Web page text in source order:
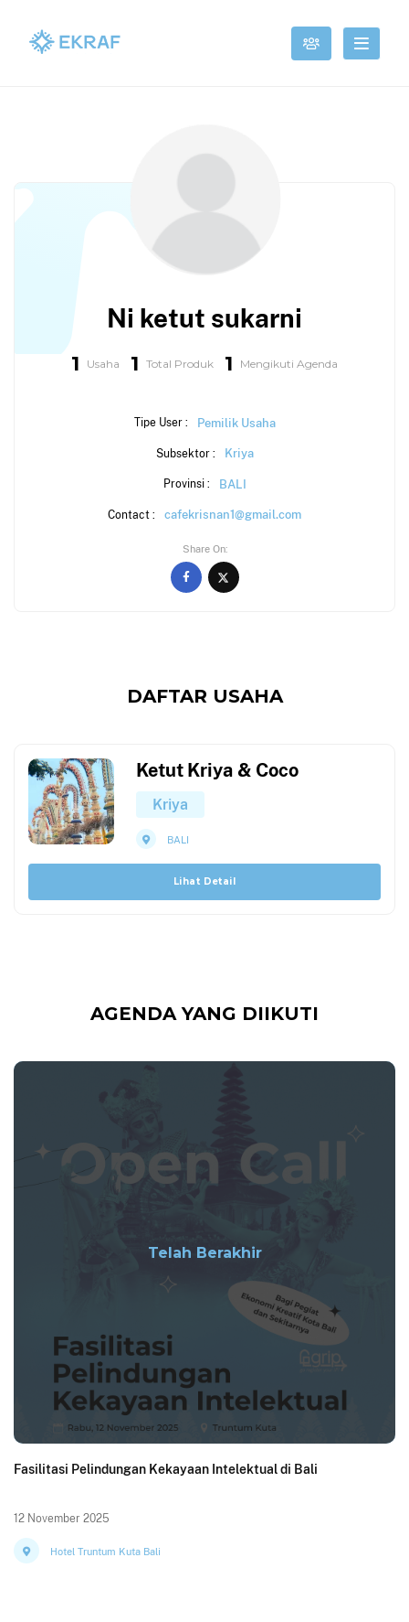
Ni ketut sukarni
1 Usaha 1 Total Produk 1 Mengikuti Agenda
Tipe User : Pemilik Usaha
Subsektor : Kriya
Provinsi : BALI
Contact : cafekrisnan1@gmail.com
Share On
DAFTAR USAHA
Ketut Kriya & Coco
Kriya
BALI
Lihat Detail
AGENDA YANG DIIKUTI
Telah Berakhir
Fasilitasi Pelindungan Kekayaan Intelektual di Bali
12 November 2025
Hotel Truntum Kuta Bali